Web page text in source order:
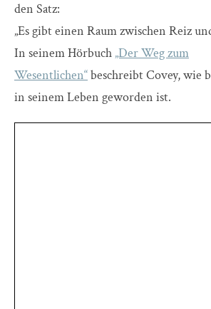
den Satz:
„Es gibt einen Raum zwischen Reiz
In seinem Hörbuch „Der Weg zum
Wesentlichen“beschreibt Covey, wie
in seinem Leben geworden ist.